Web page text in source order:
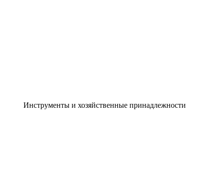
Инструменты и хозяйственные принадлежности